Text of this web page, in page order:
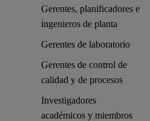
Gerentes, planificadores e
ingenieros de planta
Gerentes de laboratorio
Gerentes de control de
calidad y de procesos
Investigadores
académicos y miembros